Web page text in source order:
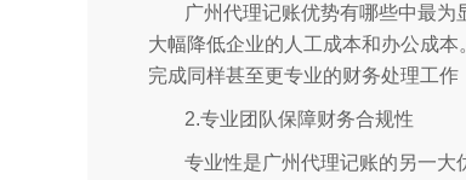
广州代理记账优势有哪些中最
大幅降低企业的人工成本和办公成
完成同样甚至更专业的财务处理工作
2.专业团队保障财务合规性
专业性是广州代理记账的另一大